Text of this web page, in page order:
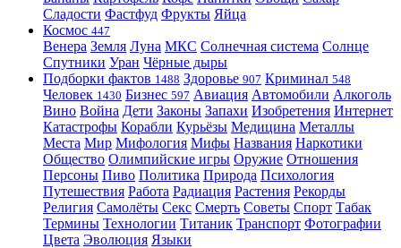
Сладости Фастфуд Фрукты Яйца
Космос 447
Венера Земля Луна МКС Солнечная система Солнце
Спутники Уран Чёрные дыры
Подборки фактов 1488 Здоровье 907 Криминал 548
Человек 1430 Бизнес 597 Авиация Автомобили Алкоголь
Вино Война Дети Законы Запахи Изобретения Интернет
Катастрофы Корабли Курьёзы Медицина Металлы
Места Мир Мифология Мифы Названия Наркотики
Общество Олимпийские игры Оружие Отношения
Персоны Пиво Политика Природа Психология
Путешествия Работа Радиация Растения Рекорды
Религия Самолёты Секс Смерть Советы Спорт Табак
Термины Технологии Титаник Транспорт Фотографии
Цвета Эволюция Языки